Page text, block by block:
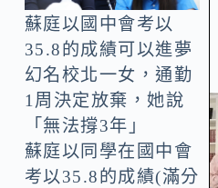
蘇庭以國中會考以
35.8的成績可以進夢
幻名校北一女，通勤
1周決定放棄，她說
「無法撐3年」
蘇庭以同學在國中會
考以35.8的成績(滿分